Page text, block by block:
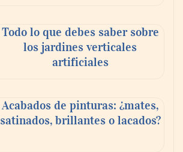
Todo lo que debes saber sobre
los jardines verticales
artificiales
Acabados de pinturas: ¿mates,
satinados, brillantes o lacados?